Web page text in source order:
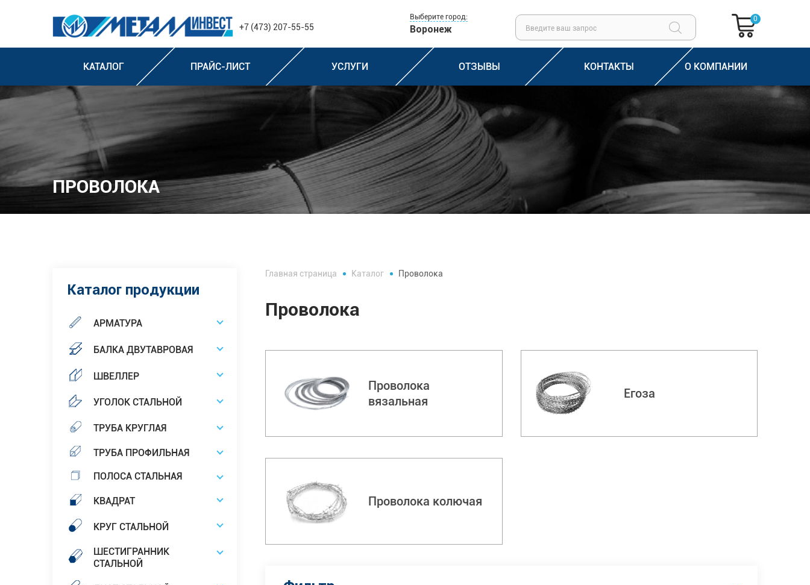
+7 (473) 207-55-55
Выберите город:
Воронеж
0
КАТАЛОГ ПРАЙС-ЛИСТ УСЛУГИ ОТЗЫВЫ КОНТАКТЫ О КОМПАНИИ
ПРОВОЛОКА
Каталог продукции
АРМАТУРА
БАЛКА ДВУТАВРОВАЯ
ШВЕЛЛЕР
УГОЛОК СТАЛЬНОЙ
ТРУБА КРУГЛАЯ
ТРУБА ПРОФИЛЬНАЯ
ПОЛОСА СТАЛЬНАЯ
КВАДРАТ
КРУГ СТАЛЬНОЙ
ШЕСТИГРАННИК
СТАЛЬНОЙ
Главная страница Каталог Проволока
Проволока
Проволока
вязальная
Егоза
Проволока колючая